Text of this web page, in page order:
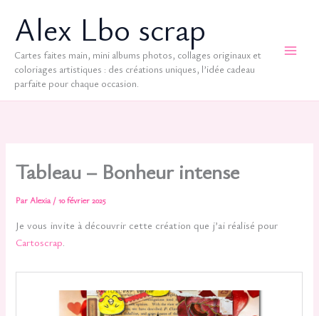
contenuAlex Lbo scrap
Cartes faites main, mini albums photos, collages originaux et
coloriages artistiques : des créations uniques, l’idée cadeau
parfaite pour chaque occasion.
Tableau – Bonheur intense
ParAlexia /10 février 2025
Je vous invite à découvrir cette création que j’ai réalisé pour
Cartoscrap.